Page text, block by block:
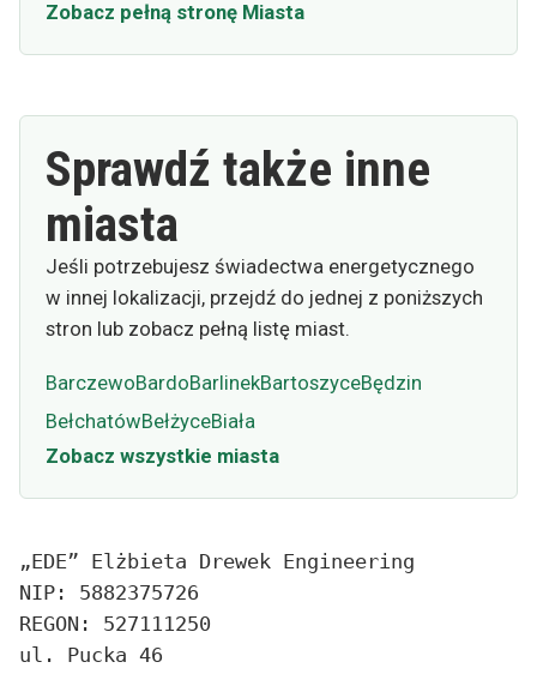
Zobacz pełną stronę Miasta
Sprawdź także inne
miasta
Jeśli potrzebujesz świadectwa energetycznego
w innej lokalizacji, przejdź do jednej z poniższych
stron lub zobacz pełną listę miast.
BarczewoBardoBarlinekBartoszyceBędzin
BełchatówBełżyceBiała
Zobacz wszystkie miasta
„EDE” Elżbieta Drewek Engineering
NIP: 5882375726
REGON: 527111250
ul. Pucka 46